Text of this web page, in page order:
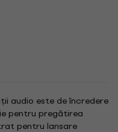
audio este de încredere
pentru pregătirea
pentru lansare